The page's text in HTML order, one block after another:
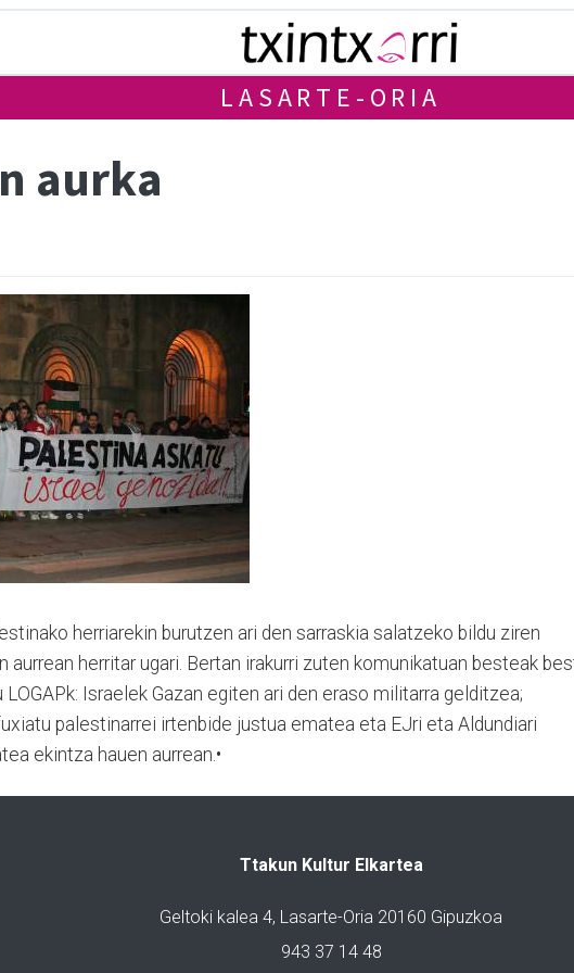
LASARTE-ORIA
aurka
herriarekin burutzen ari den sarraskia salatzeko bildu ziren
aurrean herritar ugari. Bertan irakurri zuten komunikatuan besteak
Israelek Gazan egiten ari den eraso militarra gelditzea;
palestinarrei irtenbide justua ematea eta EJri eta Aldundiari
ekintza hauen aurrean.•
Ttakun Kultur Elkartea
Geltoki kalea 4, Lasarte-Oria 20160 Gipuzkoa
943 37 14 48